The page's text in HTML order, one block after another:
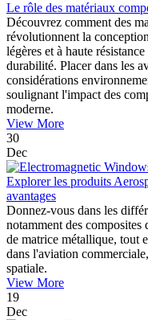
Le rôle des matériaux
Découvrez comment des
révolutionnent la
légères et à haute
durabilité. Placer dans les
considérations
soulignant l'impact des
moderne.
View More
30
Dec
Explorer les produits
avantages
Donnez-vous dans les
notamment des
de matrice métallique, tout
dans l'aviation
spatiale.
View More
19
Dec